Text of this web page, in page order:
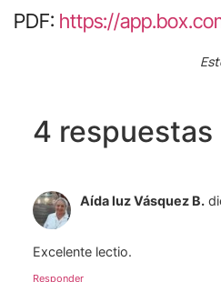
PDF: https://
4 respuestas
Aída luz Vásquez B.
Excelente lectio.
Responder